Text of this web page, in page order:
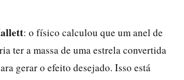
: o físico calculou que um anel de
ter a massa de uma estrela convertida
gerar o efeito desejado. Isso está